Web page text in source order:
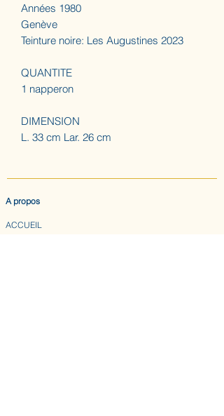
Années 1980
Genève
Teinture noire: Les Augustines 2023
QUANTITE
1 napperon
DIMENSION
L. 33 cm Lar. 26 cm
A propos
ACCUEIL